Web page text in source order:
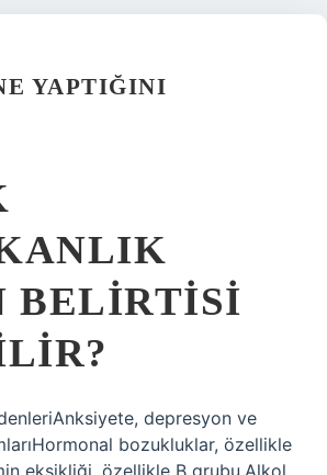
YAPTIĞINI
BELIRTISI
depresyon ve
bozukluklar, özellikle
eksikliği, özellikle B grubu.Alkol